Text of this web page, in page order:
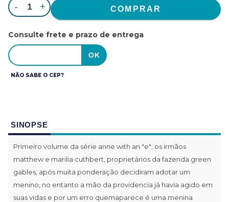
- +
Consulte frete e prazo de entrega
NÃO SABE O CEP?
SINOPSE
Primeiro volume da série anne with an "e"; os irmãos
matthew e marilia cuthbert, proprietários da fazenda green
gables, após muita ponderação decidiram adotar um
menino, no entanto a mão da providencia já havia agido em
suas vidas e por um erro quemaparece é uma menina